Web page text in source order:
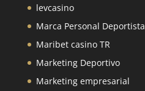
levcasino
Marca Personal Deportista
Maribet casino TR
Marketing Deportivo
Marketing empresarial